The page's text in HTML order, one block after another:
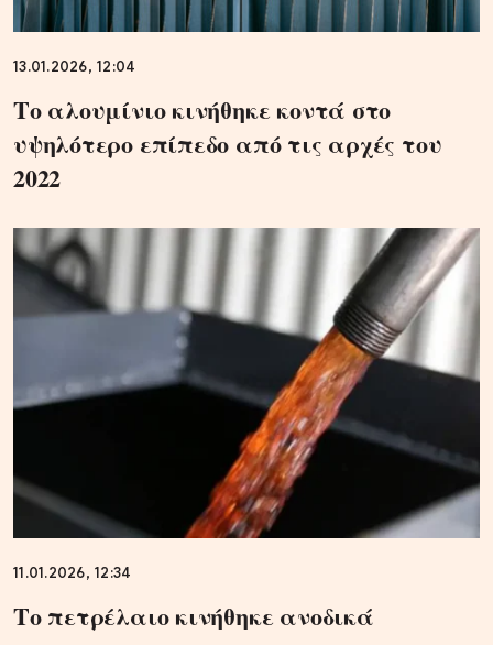
13.01.2026, 12:04
Το αλουμίνιο κινήθηκε κοντά στο
υψηλότερο επίπεδο από τις αρχές του
2022
11.01.2026, 12:34
Το πετρέλαιο κινήθηκε ανοδικά